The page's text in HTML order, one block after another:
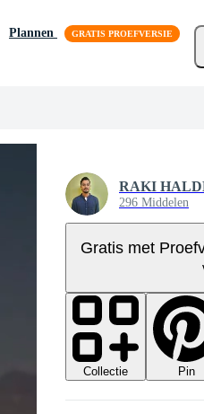
Plannen
RAKI
296 Middelen
Gratis met
Collectie Pin